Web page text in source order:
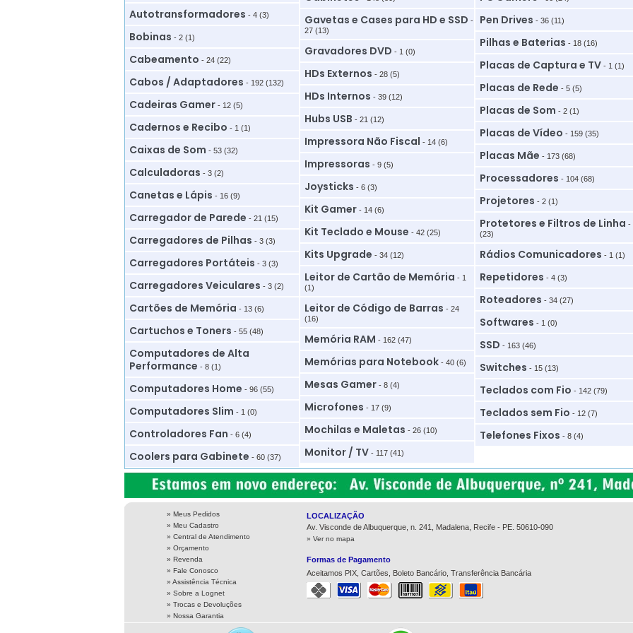
Autotransformadores - 4 (3)
Bobinas - 2 (1)
Cabeamento - 24 (22)
Cabos / Adaptadores - 192 (132)
Cadeiras Gamer- 12 (5)
Cadernos e Recibo - 1 (1)
Caixas de Som - 53 (32)
Calculadoras - 3 (2)
Canetas e Lápis - 16 (9)
Carregador de Parede - 21 (15)
Carregadores de Pilhas - 3 (3)
Carregadores Portáteis - 3 (3)
Carregadores Veiculares - 3 (2)
Cartões de Memória - 13 (6)
Cartuchos e Toners - 55 (48)
Computadores de Alta
Performance - 8 (1)
Computadores Home - 96 (55)
Computadores Slim - 1 (0)
Controladores Fan - 6 (4)
Coolers para Gabinete - 60 (37)
Gavetas e Cases para HD e SSD -
27 (13)
Gravadores DVD - 1 (0)
HDs Externos - 28 (5)
HDs Internos - 39 (12)
Hubs USB - 21 (12)
Impressora Não Fiscal - 14 (6)
Impressoras - 9 (5)
Joysticks - 6 (3)
Kit Gamer- 14 (6)
Kit Teclado e Mouse - 42 (25)
Kits Upgrade - 34 (12)
Leitor de Cartão de Memória - 1
(1)
Leitor de Código de Barras - 24
(16)
Memória RAM - 162 (47)
Memórias para Notebook- 40 (6)
Mesas Gamer- 8 (4)
Microfones - 17 (9)
Mochilas e Maletas - 26 (10)
Monitor / TV- 117 (41)
Pen Drives - 36 (11)
Pilhas e Baterias - 18 (16)
Placas de Captura e TV- 1 (1)
Placas de Rede - 5 (5)
Placas de Som - 2 (1)
Placas de Vídeo - 159 (35)
Placas Mãe - 173 (68)
Processadores - 104 (68)
Projetores - 2 (1)
Protetores e Filtros de Linha -
(23)
Rádios Comunicadores - 1 (1)
Repetidores - 4 (3)
Roteadores - 34 (27)
Softwares - 1 (0)
SSD - 163 (46)
Switches - 15 (13)
Teclados com Fio - 142 (79)
Teclados sem Fio - 12 (7)
Telefones Fixos - 8 (4)
» Meus Pedidos
» Meu Cadastro
» Central de Atendimento
» Orçamento
» Revenda
» Fale Conosco
» Assistência Técnica
» Sobre a Lognet
» Trocas e Devoluções
» Nossa Garantia
LOCALIZAÇÃO
Av. Visconde de Albuquerque, n. 241, Madalena, Recife - PE. 50610-090
» Ver no mapa
Formas de Pagamento
Aceitamos PIX, Cartões, Boleto Bancário, Transferência Bancária